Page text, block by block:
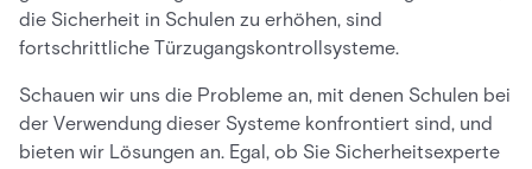
die Sicherheit in Schulen zu erhöhen, sind
fortschrittliche Türzugangskontrollsysteme.
Schauen wir uns die Probleme an, mit denen Schulen bei
der Verwendung dieser Systeme konfrontiert sind, und
bieten wir Lösungen an. Egal, ob Sie Sicherheitsexperte